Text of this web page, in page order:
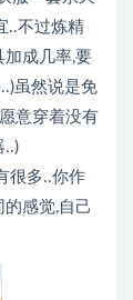
..不过炼精
加成几率,要
虽然说是免
意穿着没有
..)
很多..你作
感觉,自己